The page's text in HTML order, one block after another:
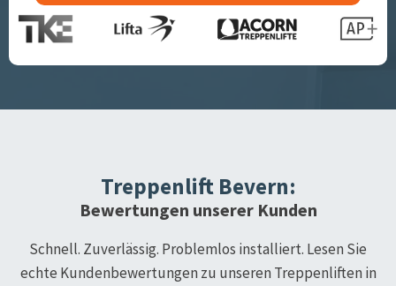
Treppenlift Bevern:
Bewertungen unserer Kunden
Schnell. Zuverlässig. Problemlos installiert. Lesen Sie
echte Kundenbewertungen zu unseren Treppenliften in